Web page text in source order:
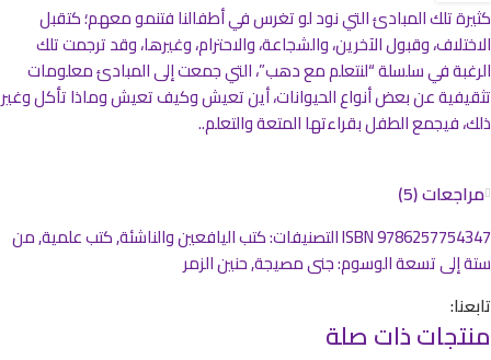
كثيرة تلك المبادئ التي نود لو تغرس في أطفالنا فتنمو معهم؛ كتقبل
الاختلاف، وقبول الآخرين، والشجاعة، والاحترام، وغيرها، وقد ترجمت تلك
الرغبة فيسلسلة “لنتعلم مع دهب”، التي جمعت إلى المبادئ معلومات
تثقيفية عن بعض أنواع الحيوانات، أين تعيش وكيف تعيش وماذا تأكل وغير
ذلك، فيجمع الطفل بقراءتها المتعة والتعلم..
مراجعات (5)
ISBN9786257754347 التصنيفات:كتب اليافعين والناشئة,كتب علمية,من
ستة إلى تسعةالوسوم:جنى مصيجة,حنين الزمر
تابعنا:
منتجات ذات صلة